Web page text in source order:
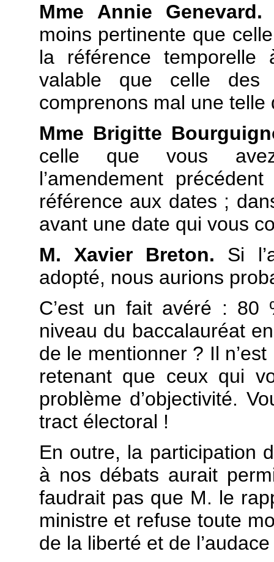
Mme Annie Genevard.
moins pertinente que
la référence temporelle
valable que celle des
comprenons mal une
Mme Brigitte
celle que vous
l’amendement
référence aux dates ;
avant une date qui vous
M. Xavier Breton. Si
adopté, nous aurions
C’est un fait avéré : 80
niveau du baccalauréat
de le mentionner ? Il
retenant que ceux qui
problème d’objectivité.
tract électoral !
En outre, la participation
à nos débats aurait
faudrait pas que M. le
ministre et refuse toute
de la liberté et de